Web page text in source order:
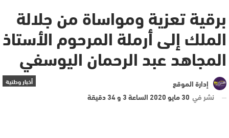
برقية تعزية ومواساة من جلالة
الملك إلى أرملة المرحوم الأستاذ
المجاهد عبد الرحمان اليوسفي
أخبار وطنية
إدارة الموقع
نشر في 30 مايو 2020 الساعة 3 و 34 دقيقة